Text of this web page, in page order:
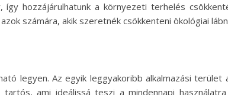
hozzájárulhatunk a környezeti terhelés
számára, akik szeretnék csökkenteni ökológiai
legyen. Az egyik leggyakoribb alkalmazási terület
ami ideálissá teszi a mindennapi